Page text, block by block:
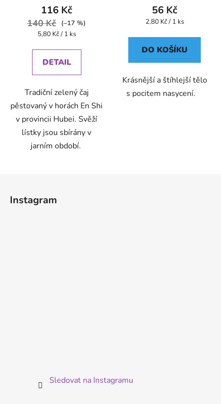
116 Kč
140 Kč
(–17 %)
Měrná
5,80 Kč / 1 ks
DETAIL
Tradiční zelený čaj
pěstovaný v horách En Shi
v provincii Hubei. Svěží
lístky jsou sbírány v
jarním období.
56 Kč
Měrná
2,80 Kč / 1 ks
DO KOŠÍKU
Krásnější a štíhlejší tělo
s pocitem nasycení.
Instagram
Sledovat na Instagramu